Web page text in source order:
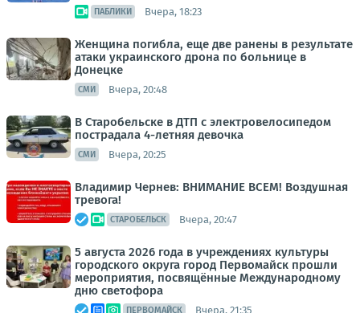
ПАБЛИКИ Вчера, 18:23
Женщина погибла, еще две ранены в результате
атаки украинского дрона по больнице в
Донецке
СМИ Вчера, 20:48
В Старобельске в ДТП с электровелосипедом
пострадала 4-летняя девочка
СМИ Вчера, 20:25
Владимир Чернев: ВНИМАНИЕ ВСЕМ! Воздушная
тревога!
СТАРОБЕЛЬСК Вчера, 20:47
5 августа 2026 года в учреждениях культуры
городского округа город Первомайск прошли
мероприятия, посвящённые Международному
дню светофора
ПЕРВОМАЙСК Вчера, 21:35